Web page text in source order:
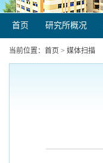
首页 研究所概况
当前位置： 首页 > 媒体扫描